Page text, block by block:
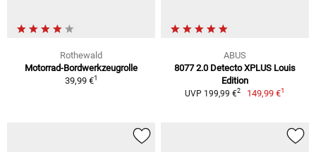
Rothewald
Motorrad-Bordwerkzeugrolle
39,99 €1
ABUS
8077 2.0 Detecto XPLUS Louis
Edition
UVP 199,99 €2 149,99 €1